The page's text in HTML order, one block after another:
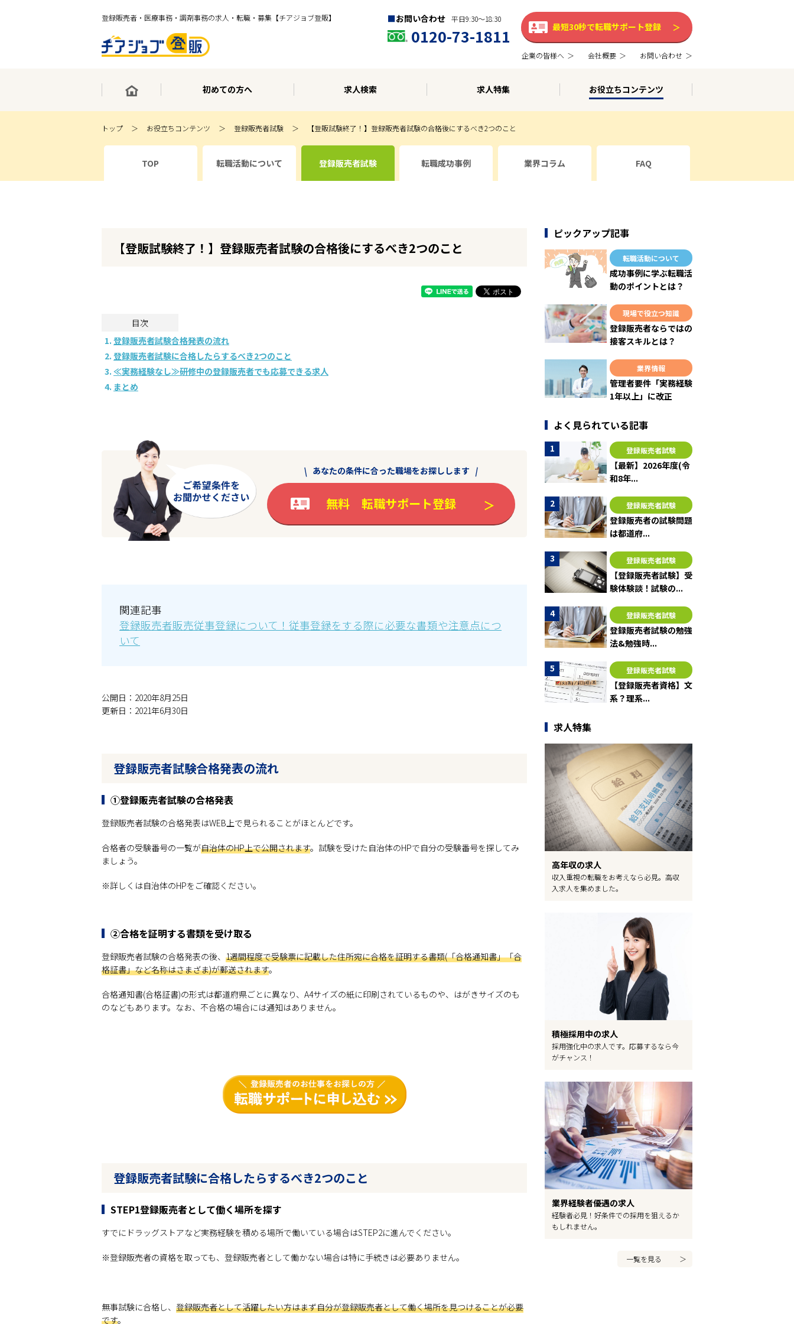
登録販売者・医療事務・調剤事務の求人・転職・募集【チアジョブ登販】 お問い合わせ 平日9:30〜18:30
0120-73-1811 最短30秒で転職サポート登録
企業の皆様へ 会社概要 お問い合わせ
初めての方へ 求人検索 求人特集 お役立ちコンテンツ
トップ お役立ちコンテンツ 登録販売者試験 【登販試験終了！】登録販売者試験の合格後にするべき2つのこと
TOP 転職活動について 登録販売者試験 転職成功事例 業界コラム FAQ
【登販試験終了！】登録販売者試験の合格後にするべき2つのこと
目次
登録販売者試験合格発表の流れ
登録販売者試験に合格したらするべき2つのこと
≪実務経験なし≫研修中の登録販売者でも応募できる求人
まとめ
あなたの条件に合った職場をお探しします
無料 転職サポート登録
関連記事
登録販売者販売従事登録について！従事登録をする際に必要な書類や注意点につ
いて
公開日：2020年8月25日
更新日：2021年6月30日
登録販売者試験合格発表の流れ
①登録販売者試験の合格発表
登録販売者試験の合格発表はWEB上で見られることがほとんどです。
合格者の受験番号の一覧が自治体のHP上で公開されます。試験を受けた自治体のHPで自分の受験番号を探してみ
ましょう。
※詳しくは自治体のHPをご確認ください。
②合格を証明する書類を受け取る
登録販売者試験の合格発表の後、 1週間程度で受験票に記載した住所宛に合格を証明する書類(「合格通知書」「合
格証書」など名称はさまざま)が郵送されます。
合格通知書(合格証書)の形式は都道府県ごとに異なり、A4サイズの紙に印刷されているものや、はがきサイズのも
のなどもあります。なお、不合格の場合には通知はありません。
登録販売者試験に合格したらするべき2つのこと
STEP1登録販売者として働く場所を探す
すでにドラッグストアなど実務経験を積める場所で働いている場合はSTEP2に進んでください。
※登録販売者の資格を取っても、登録販売者として働かない場合は特に手続きは必要ありません。
無事試験に合格し、 登録販売者として活躍したい方はまず自分が登録販売者として働く場所を見つけることが必要
です。
ピックアップ記事
転職活動について
成功事例に学ぶ転職活
動のポイントとは？
現場で役立つ知識
登録販売者ならではの
接客スキルとは？
業界情報
管理者要件「実務経験
1年以上」に改正
よく見られている記事
登録販売者試験
【最新】2026年度(令
和8年...
登録販売者試験
登録販売者の試験問題
は都道府...
登録販売者試験
【登録販売者試験】受
験体験談！試験の...
登録販売者試験
登録販売者試験の勉強
法&勉強時...
登録販売者試験
【登録販売者資格】文
系？理系...
求人特集
高年収の求人
収入重視の転職をお考えなら必見。高収
入求人を集めました。
積極採用中の求人
採用強化中の求人です。応募するなら今
がチャンス！
業界経験者優遇の求人
経験者必見！好条件での採用を狙えるか
もしれません。
一覧を見る